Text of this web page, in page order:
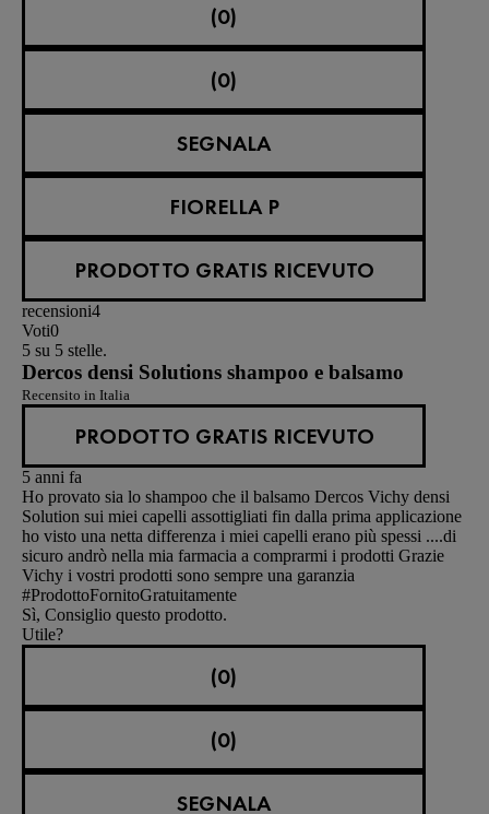
(0)
(0)
SEGNALA
FIORELLA P
PRODOTTO GRATIS RICEVUTO
recensioni4
Voti0
5 su 5 stelle.
Dercos densi Solutions shampoo e balsamo
Recensito in Italia
PRODOTTO GRATIS RICEVUTO
5 anni fa
Ho provato sia lo shampoo che il balsamo Dercos Vichy densi
Solution sui miei capelli assottigliati fin dalla prima applicazione
ho visto una netta differenza i miei capelli erano più spessi ....di
sicuro andrò nella mia farmacia a comprarmi i prodotti Grazie
Vichy i vostri prodotti sono sempre una garanzia
#ProdottoFornitoGratuitamente
Sì, Consiglio questo prodotto.
Utile?
(0)
(0)
SEGNALA